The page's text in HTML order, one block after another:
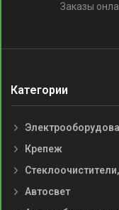
Заказы
Категории
Крепеж
Автосвет